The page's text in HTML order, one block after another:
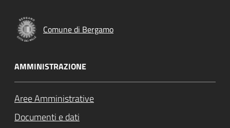
Comune di Bergamo
AMMINISTRAZIONE
Aree Amministrative
Documenti e dati